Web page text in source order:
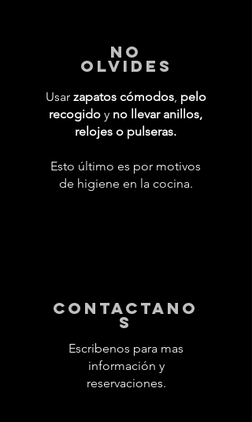
No
Olvides
Usar zapatos cómodos, pelo
recogido y no llevar anillos,
relojes o pulseras.
Esto último es por motivos
de higiene en la cocina.
contactano
s
Escribenos para mas
información y
reservaciones.